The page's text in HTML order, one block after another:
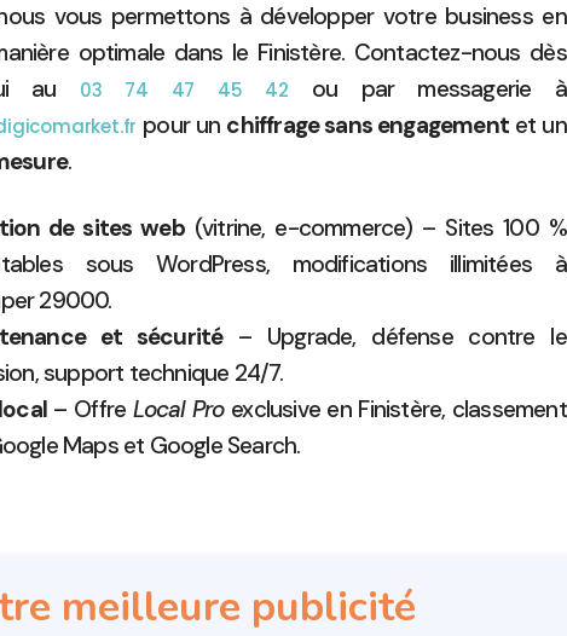
vous permettons à développer votre business en
optimale dans le Finistère. Contactez-nous dès
au
03 74 47 45 42 ou par messagerie à
pour un chiffrage sans engagement et un
.
de sites web(vitrine, e-commerce) – Sites 100 %
sous WordPress, modifications illimitées à
29000.
et sécurité– Upgrade, défense contre le
support technique 24/7.
– Offre Local Proexclusive en Finistère, classement
Maps et Google Search.
meilleure publicité